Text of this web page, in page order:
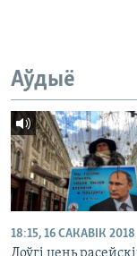
Аўдыё
18:15, 16 САКАВІК 2018